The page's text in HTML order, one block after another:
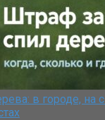
в городе, на